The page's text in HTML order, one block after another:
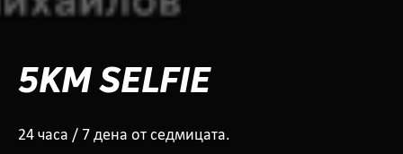
5KM SELFIE
24 часа / 7 дена от седмицата.